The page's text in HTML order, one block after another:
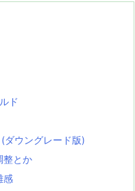
ド
ダウングレード版)
整とか
感